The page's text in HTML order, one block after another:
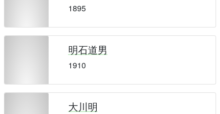
1895
明石道男
1910
大川明